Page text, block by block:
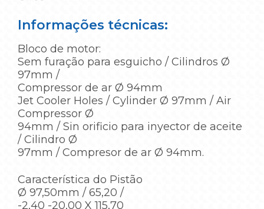
Informações técnicas:
Bloco de motor:
Sem furação para esguicho / Cilindros Ø
97mm /
Compressor de ar Ø 94mm
Jet Cooler Holes / Cylinder Ø 97mm / Air
Compressor Ø
94mm / Sin orificio para inyector de aceite
/ Cilindro Ø
97mm / Compresor de ar Ø 94mm.
Característica do Pistão
Ø 97,50mm / 65,20 /
-2,40 -20,00 X 115,70